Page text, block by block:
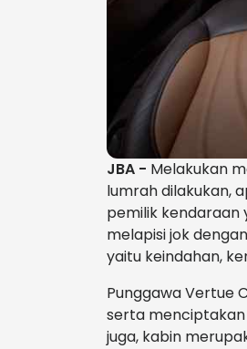
JBA - Melakukan
lumrah dilakukan,
pemilik kendaraan
melapisi jok
yaitu keindahan,
Punggawa Vertue
serta
juga, kabin